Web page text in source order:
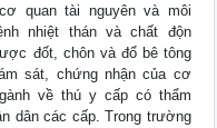
quan tài nguyên và môi
nhiệt thán và chất độn
đốt, chôn và đổ bê tông
sát, chứng nhận của cơ
về thú y cấp có thẩm
dân các cấp. Trong trường